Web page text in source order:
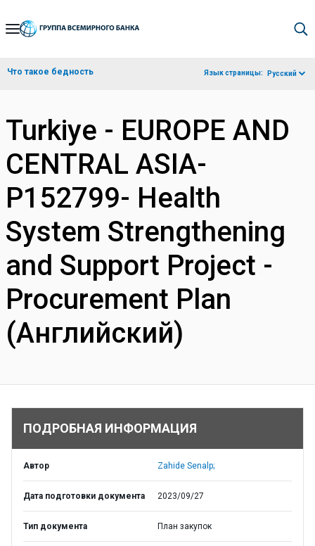
Skip
Navigation
Что такое бедность Язык страницы: Русский
Turkiye - EUROPE AND
CENTRAL ASIA-
P152799- Health
System Strengthening
and Support Project -
Procurement Plan
(Английский)
ПОДРОБНАЯ ИНФОРМАЦИЯ
Автор Zahide Senalp;
Дата подготовки документа 2023/09/27
Тип документа План закупок